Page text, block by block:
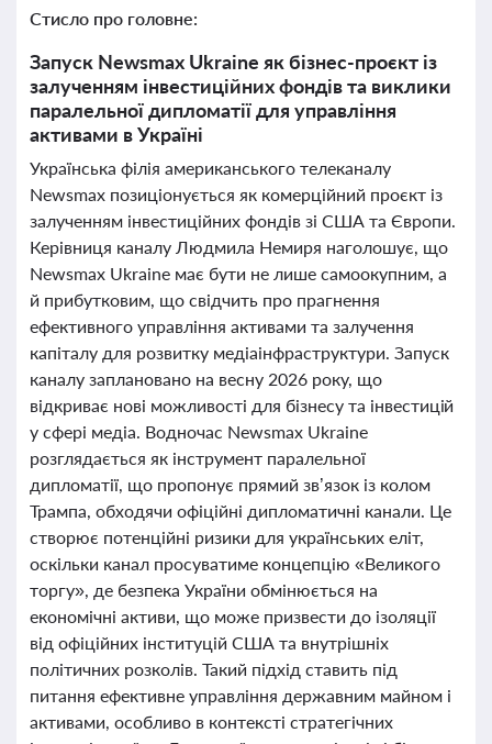
Стисло про головне:
Запуск Newsmax Ukraine як бізнес-проєкт із
залученням інвестиційних фондів та виклики
паралельної дипломатії для управління
активами в Україні
Українська філія американського телеканалу
Newsmax позиціонується як комерційний проєкт із
залученням інвестиційних фондів зі США та Європи.
Керівниця каналу Людмила Немиря наголошує, що
Newsmax Ukraine має бути не лише самоокупним, а
й прибутковим, що свідчить про прагнення
ефективного управління активами та залучення
капіталу для розвитку медіаінфраструктури. Запуск
каналу заплановано на весну 2026 року, що
відкриває нові можливості для бізнесу та інвестицій
у сфері медіа. Водночас Newsmax Ukraine
розглядається як інструмент паралельної
дипломатії, що пропонує прямий зв’язок із колом
Трампа, обходячи офіційні дипломатичні канали. Це
створює потенційні ризики для українських еліт,
оскільки канал просуватиме концепцію «Великого
торгу», де безпека України обмінюється на
економічні активи, що може призвести до ізоляції
від офіційних інституцій США та внутрішніх
політичних розколів. Такий підхід ставить під
питання ефективне управління державним майном і
активами, особливо в контексті стратегічних